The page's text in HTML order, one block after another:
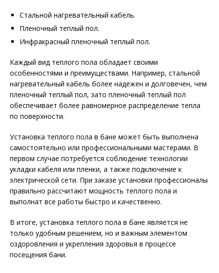
Стальной нагревательный кабель.
Пленочный теплый пол.
Инфракрасный пленочный теплый пол.
Каждый вид теплого пола обладает своими
особенностями и преимуществами. Например, стальной
нагревательный кабель более надежен и долговечен, чем
пленочный теплый пол, зато пленочный теплый пол
обеспечивает более равномерное распределение тепла
по поверхности.
Установка теплого пола в бане может быть выполнена
самостоятельно или профессиональными мастерами. В
первом случае потребуется соблюдение технологии
укладки кабеля или пленки, а также подключение к
электрической сети. При заказе установки профессионалы
правильно рассчитают мощность теплого пола и
выполнат все работы быстро и качественно.
В итоге, установка теплого пола в бане является не
только удобным решением, но и важным элементом
оздоровления и укрепления здоровья в процессе
посещения бани.